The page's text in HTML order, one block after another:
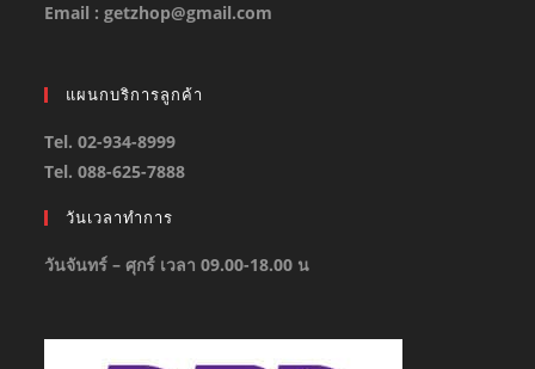
Email : getzhop@gmail.com
แผนกบริการลูกค้า
Tel. 02-934-8999
Tel. 088-625-7888
วันเวลาทำการ
วันจันทร์ – ศุกร์ เวลา 09.00-18.00 น